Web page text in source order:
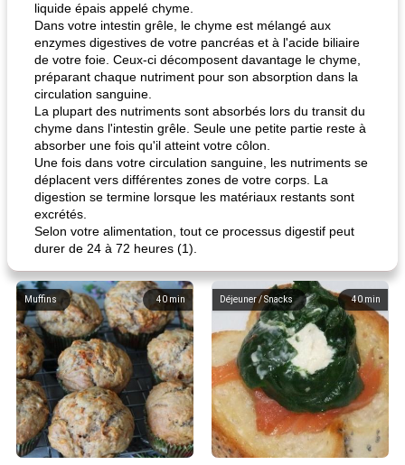
liquide épais appelé chyme.
Dans votre intestin grêle, le chyme est mélangé aux
enzymes digestives de votre pancréas et à l'acide biliaire
de votre foie. Ceux-ci décomposent davantage le chyme,
préparant chaque nutriment pour son absorption dans la
circulation sanguine.
La plupart des nutriments sont absorbés lors du transit du
chyme dans l'intestin grêle. Seule une petite partie reste à
absorber une fois qu'il atteint votre côlon.
Une fois dans votre circulation sanguine, les nutriments se
déplacent vers différentes zones de votre corps. La
digestion se termine lorsque les matériaux restants sont
excrétés.
Selon votre alimentation, tout ce processus digestif peut
durer de 24 à 72 heures (1).
40 min
Muffins 40 min
Déjeuner / Snacks